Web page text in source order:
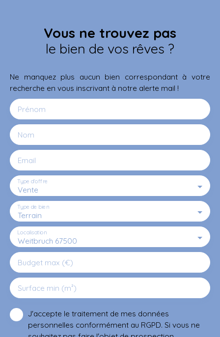
Vous ne trouvez pas
le bien de vos rêves ?
Ne manquez plus aucun bien correspondant à votre
recherche en vous inscrivant à notre alerte mail !
Prénom
Nom
Email
Vente
Type d'offre
Terrain
Type de bien
Weitbruch 67500
Localisation
Budget max (€)
Surface min (m²)
J'accepte le traitement de mes données
personnelles conformément au RGPD. Si vous ne
souhaitez pas faire l'objet de prospection